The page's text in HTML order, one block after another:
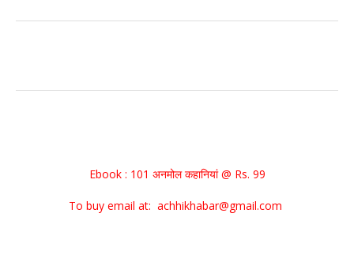
Ebook : 101 अनमोल कहानियां @ Rs. 99
To buy email at: achhikhabar@gmail.com